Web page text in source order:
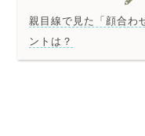
親目線で見た「顔合わ
ントは？